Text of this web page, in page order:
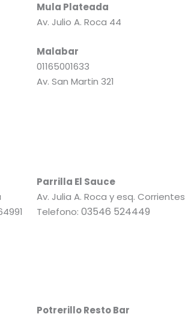
Mula Plateada
Av. Julio A. Roca 44
Malabar
01165001633
Av. San Martin 321
Parrilla El Sauce
Av. Julia A. Roca y esq. Corrientes
Telefono: 03546 524449
Potrerillo Resto Bar